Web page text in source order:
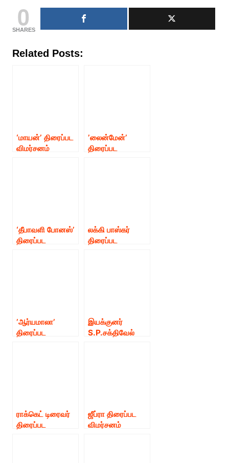
0
SHARES
Related Posts:
‘மாயன்’ திரைப்பட
விமர்சனம்
’லைன்மேன்’
திரைப்பட
‘தீபாவளி போனஸ்’
திரைப்பட
லக்கி பாஸ்கர்
திரைப்பட
’ஆர்யமாலா’
திரைப்பட
இயக்குனர்
S.P.சக்திவேல்
ராக்கெட் டிரைவர்
திரைப்பட
ஜீப்ரா திரைப்பட
விமர்சனம்